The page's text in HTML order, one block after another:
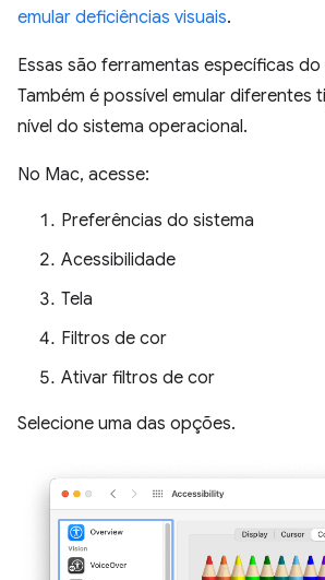
emular deficiências visuais.
Essas são ferramentas específicas
Também é possível emular diferentes
nível do sistema operacional.
No Mac, acesse:
Preferências do sistema
Acessibilidade
Tela
Filtros de cor
Ativar filtros de cor
Selecione uma das opções.